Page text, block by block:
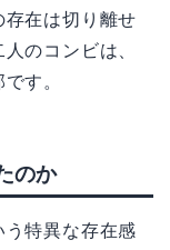
在は切り離せ
のコンビは、
す。
のか
特異な存在感